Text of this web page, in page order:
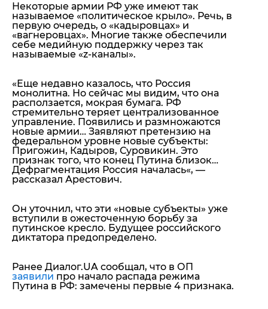
Некоторые армии РФ уже имеют так
называемое «политическое крыло». Речь, в
первую очередь, о «кадыровцах» и
«вагнеровцах». Многие также обеспечили
себе медийную поддержку через так
называемые «z-каналы».
«Еще недавно казалось, что Россия
монолитна. Но сейчас мы видим, что она
расползается, мокрая бумага. РФ
стремительно теряет централизованное
управление. Появились и размножаются
новые армии… Заявляют претензию на
федеральном уровне новые субъекты:
Пригожин, Кадыров, Суровикин. Это
признак того, что конец Путина близок…
Дефрагментация Россия началась«, —
рассказал Арестович.
Он уточнил, что эти «новые субъекты» уже
вступили в ожесточенную борьбу за
путинское кресло. Будущее российского
диктатора предопределено.
Ранее Диалог.UA сообщал, что в ОП
заявили про начало распада режима
Путина в РФ: замечены первые 4 признака.